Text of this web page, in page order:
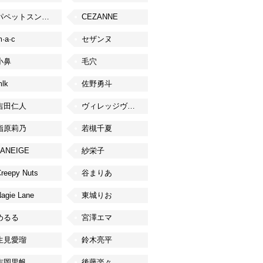
パペットスンスン CEZANNE
セザンヌ
鼻 毛穴
佐野勇斗
田仁人 ヴィレッジヴァンガード
原莉乃 若槻千夏
紗栄子
Nuts 谷まりあ
Lane 東城りお
るる 宮澤エマ
見愛瑠 鈴木亮平